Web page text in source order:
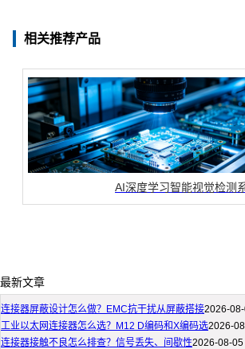
相关推荐产品
AI深度学习智能视觉检测
最新文章
连接器屏蔽设计怎么做？EMC抗干扰从屏蔽搭接2026-
工业以太网连接器怎么选？M12 D编码和X编码选2026-
连接器接触不良怎么排查？信号丢失、间歇性2026-08-05